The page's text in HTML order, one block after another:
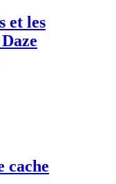
et les
cache